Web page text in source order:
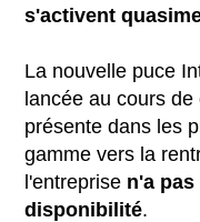
s'activent
La nouvelle puce
lancée au cours
présente dans les
gamme vers la
l'entreprise n'a
disponibilité.